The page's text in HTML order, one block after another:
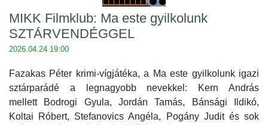
MIKK Filmklub: Ma este gyilkolunk
SZTÁRVENDÉGGEL
2026.04.24 19:00
Fazakas Péter krimi-vígjátéka, a Ma este gyilkolunk igazi
sztárparádé a legnagyobb nevekkel: Kern András
mellett Bodrogi Gyula, Jordán Tamás, Bánsági Ildikó,
Koltai Róbert, Stefanovics Angéla, Pogány Judit és sok